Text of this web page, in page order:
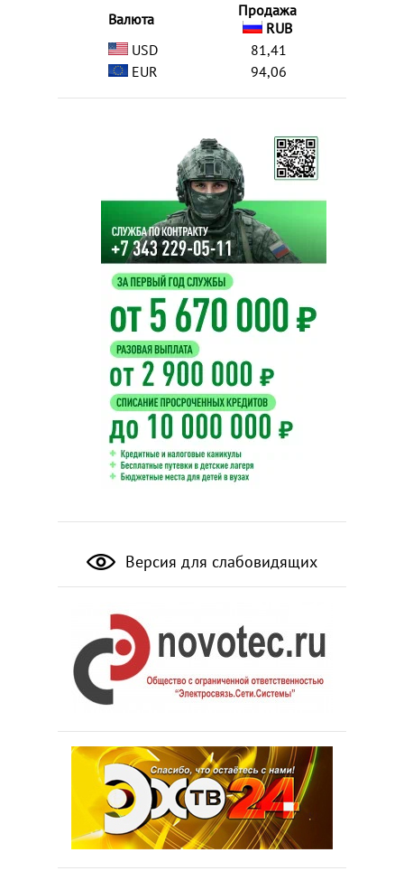
Валюта
Продажа
RUB
USD
81,41
EUR
94,06
Версия для слабовидящих